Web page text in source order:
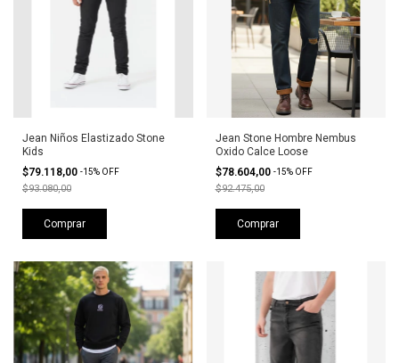
Jean Niños Elastizado Stone
Kids
$79.118,00 -15% OFF
$93.080,00
Comprar
Jean Stone Hombre Nembus
Oxido Calce Loose
$78.604,00 -15% OFF
$92.475,00
Comprar